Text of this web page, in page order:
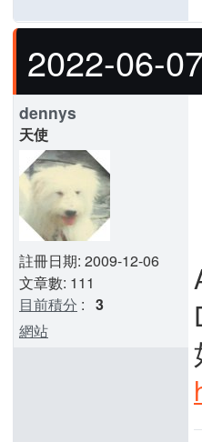
2022-06-
dennys
天使
註冊日期: 2009-12-06
文章數: 111
目前積分 : 3
網站